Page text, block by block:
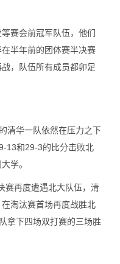
赛会前冠军队伍，他们
半年前的团体赛半决赛
，队伍所有成员都卯足
清华一队依然在压力之下
13和29-3的比分击败北
学。
赛再度遭遇北大队伍，清
淘汰赛首场再度战胜北
拿下四场双打赛的三场胜